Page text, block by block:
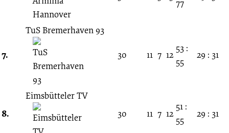
77
7.
TuS Bremerhaven 93
30 11 7 12
53 :
55
29 : 31
8.
Eimsbütteler TV
30
11 7 12
51 :
55
29 : 31